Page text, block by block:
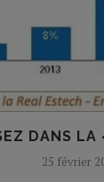
DANS LA
25 février